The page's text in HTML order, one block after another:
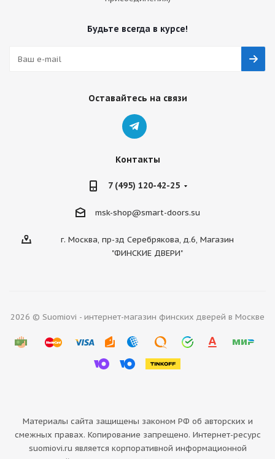
Будьте всегда в курсе!
Оставайтесь на связи
Контакты
7 (495) 120-42-25
msk-shop@smart-doors.su
г. Москва, пр-зд Серебрякова, д.6, Магазин
"ФИНСКИЕ ДВЕРИ"
2026 © Suomiovi - интернет-магазин финских дверей в Москве
Материалы сайта защищены законом РФ об авторских и
смежных правах. Копирование запрещено. Интернет-ресурс
suomiovi.ru является корпоративной информационной